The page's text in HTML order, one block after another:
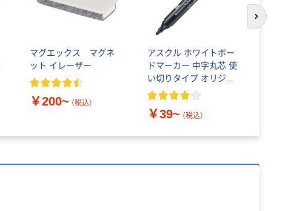
マグエックス マグネ
ット イレーザー
￥200~ （税込）
アスクル ホワイトボー
ドマーカー 中字丸芯 使
い切りタイプ オリジナ
ル
￥39~ （税込）
次のスライド